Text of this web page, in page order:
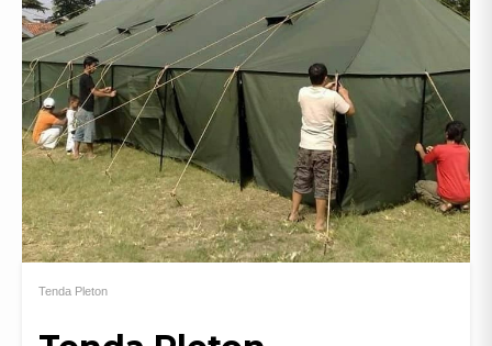
Tenda Pleton